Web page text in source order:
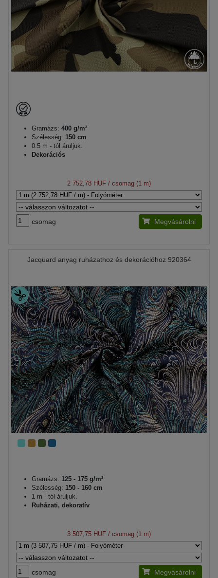
Gramázs: 400 g/m²
Szélesség: 150 cm
0.5 m - tól áruljuk.
Dekorációs
2 752,78 HUF / csomag (1 m)
csomag Megvásárolni
Jacquard anyag ruházathoz és dekorációhoz 920364
Gramázs: 125 - 175 g/m²
Szélesség: 150 - 160 cm
1 m - tól áruljuk.
Ruházati, dekoratív
3 507,75 HUF / csomag (1 m)
csomag Megvásárolni